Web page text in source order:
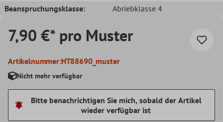
Beanspruchungsklasse:
Abriebklasse 4
7,90 €* pro Muster
Artikelnummer:HT88690_muster
Nicht mehr verfügbar
Bitte benachrichtigen Sie mich, sobald der Artikel
wieder verfügbar ist